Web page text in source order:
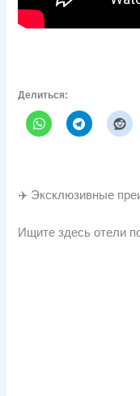
Делиться:
✈️ Эксклюзивные
Ищите здесь отели